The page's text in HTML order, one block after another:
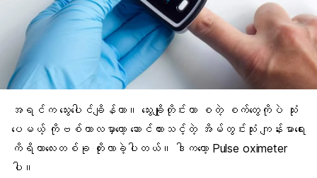
အရင်က သွေးပေါင်ချိန် တာ။ သွေးချိုတိုင်း တာ စတဲ့ စက်တွေကိုပဲ သုံး
ပေမယ့် ကိုဗစ်ကာလမှာတော့ ဆောင်ထားသင့်တဲ့ အိမ်တွင်းသုံး ကျန်းမာရေး
ကိရိယာလေးတစ်ခု တိုးလာခဲ့ပါတယ်။ ဒါကတော့ Pulse oximeter
ပါ။